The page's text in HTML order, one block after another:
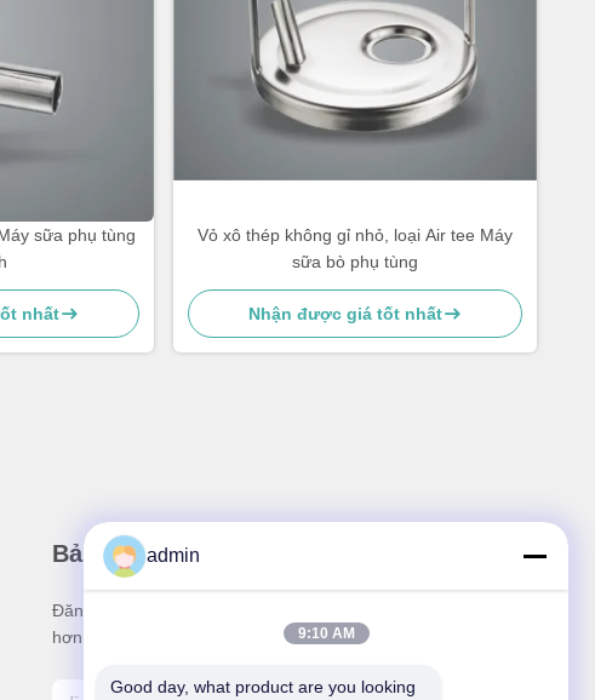
sữa phụ tùng
nhất
Vỏ xô thép không gỉ nhỏ, loại Air tee Máy
sữa bò phụ tùng
Nhận được giá tốt nhất
Bản tin của chúng tôi
Đăng ký nhận bản tin của chúng tôi để được giảm giá và nhiều
hơn nữa.
admin
9:10 AM
Good day, what product are you looking